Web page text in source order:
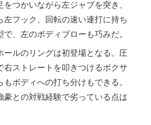
つかいながら左ジャブを突き、
フック、回転の速い連打に持ち
、左のボディブローも巧みだ。
ルのリングは初登場となる。圧
右ストレートを叩きつけるボクサ
ボディへの打ち分けもできる。
との対戦経験で劣っている点は